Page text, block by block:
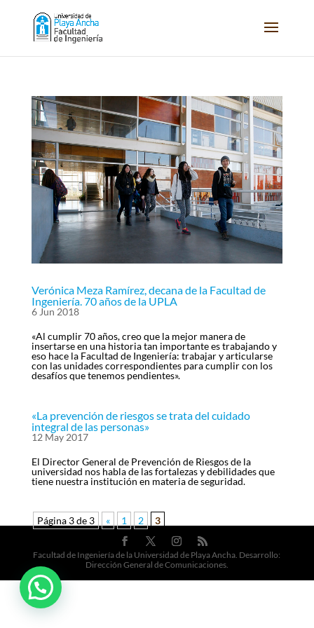
Verónica Meza Ramírez, decana de la Facultad de
Ingeniería. 70 años de la UPLA
6 Jun 2018
«Al cumplir 70 años, creo que la mejor manera de
insertarse en una historia tan importante es trabajando y
eso hace la Facultad de Ingeniería: trabajar y articularse
con las unidades correspondientes para cumplir con los
desafíos que tenemos pendientes».
«La prevención de riesgos se trata del cuidado
integral de las personas»
12 May 2017
El Director General de Prevención de Riesgos de la
universidad nos habla de las fortalezas y debilidades que
tiene nuestra institución en materia de seguridad.
Página 3 de 3 « 1 2 3
Facultad de Ingeniería de la Universidad de Playa Ancha. Desarrollo:
Dirección General de Comunicaciones.